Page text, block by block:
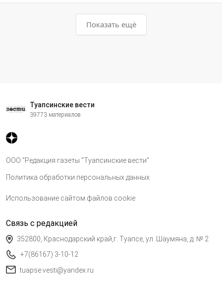
Показать ещё
Туапсинские вести
39773 материалов
ООО "Редакция газеты "Туапсинские вести"
Политика обработки персональных данных
Использование сайтом файлов cookie
Связь с редакцией
352800, Краснодарский край,г. Туапсе, ул. Шаумяна, д. № 2
+7(86167) 3-10-12
tuapse.vesti@yandex.ru